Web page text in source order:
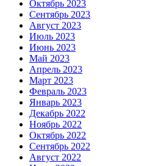
Октябрь 2023
Сентябрь 2023
Август 2023
Июль 2023
Июнь 2023
Май 2023
Апрель 2023
Март 2023
Февраль 2023
Январь 2023
Декабрь 2022
Ноябрь 2022
Октябрь 2022
Сентябрь 2022
Август 2022